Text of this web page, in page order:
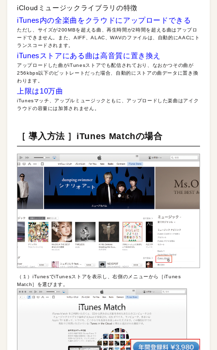
iCloudミュージックライブラリの特徴
iTunes内の全楽曲をクラウドにアップロードできる
ただし、サイズが200MBを超える曲、再生時間が2時間を超える曲はアップロ
ードできません。また、AIFF、ALAC、WAVのファイルは、自動的にAACにト
ランスコードされます。
iTunesストアにある曲は高音質に置き換え
アップロードした曲がiTunesストアでも配信されており、なおかつその曲が
256kbps以下のビットレートだった場合、自動的にストアの曲データに置き換
わります。
上限は10万曲
iTunesマッチ、アップルミュージックともに、アップロードした楽曲はアイク
ラウドの容量には加算されません。
［ 導入方法 ］iTunes Matchの場合
（１）iTunesでiTunesストアを表示し、右側のメニューから［iTunes
Match］を選びます。